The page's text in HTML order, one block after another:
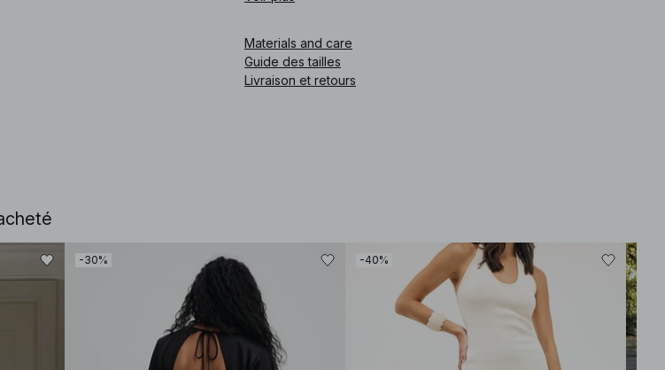
Materials and care
Guide des tailles
Livraison et retours
-30% -40%